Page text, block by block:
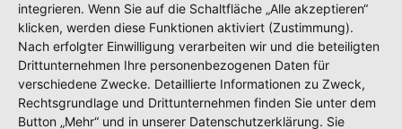
integrieren. Wenn Sie auf die Schaltfläche „Alle akzeptieren“
klicken, werden diese Funktionen aktiviert (Zustimmung).
Nach erfolgter Einwilligung verarbeiten wir und die beteiligten
Drittunternehmen Ihre personenbezogenen Daten für
verschiedene Zwecke. Detaillierte Informationen zu Zweck,
Rechtsgrundlage und Drittunternehmen finden Sie unter dem
Button „Mehr“ und in unserer Datenschutzerklärung. Sie